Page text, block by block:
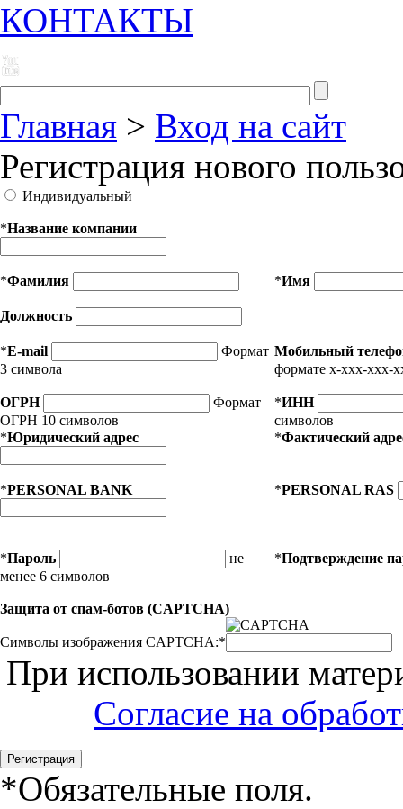
КОНТАКТЫ
Главная > Вход на сайт
Регистрация нового
Индивидуальный
*Название компании
*Фамилия *Имя
Должность
*E-mail
Формат
3 символа
Мобильный
формате x-xxx-xxx-
ОГРН
Формат
ОГРН 10 символов
*ИНН
символов
*Юридический адрес *Фактический
*PERSONAL BANK *PERSONAL RAS
*Пароль
не
менее 6 символов
*Подтверждение
Защита от спам-ботов (CAPTCHA)
Символы изображения CAPTCHA:*
При использовании
Согласие на
*Обязательные поля.